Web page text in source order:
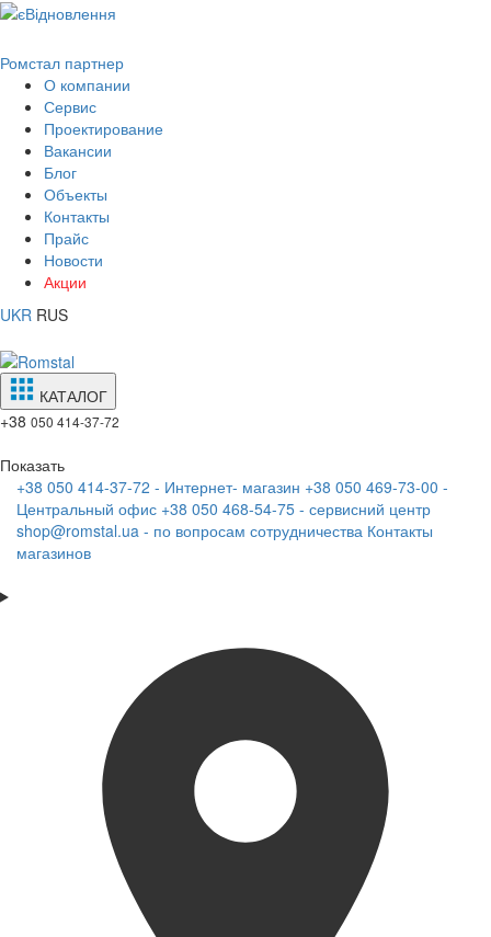
Ромстал партнер
О компании
Сервис
Проектирование
Вакансии
Блог
Объекты
Контакты
Прайс
Новости
Акции
UKR RUS
КАТАЛОГ
+38 050 414-37-72
Показать
+38 050 414-37-72 - Интернет- магазин +38 050 469-73-00 -
Центральный офис +38 050 468-54-75 - сервисний центр
shop@romstal.ua - по вопросам сотрудничества Контакты
магазинов